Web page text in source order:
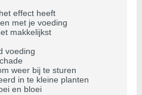
effect heeft
met je voeding
makkelijkst
voeding
weer bij te sturen
in te kleine planten
en bloei